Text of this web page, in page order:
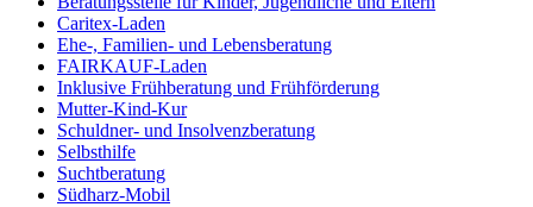
Caritex-Laden
Ehe-, Familien- und Lebensberatung
FAIRKAUF-Laden
Inklusive Frühberatung und Frühförderung
Mutter-Kind-Kur
Schuldner- und Insolvenzberatung
Selbsthilfe
Suchtberatung
Südharz-Mobil